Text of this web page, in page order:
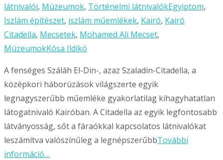
látnivalói, Múzeumok, Történelmi látnivalókEgyiptom,
Iszlám építészet, iszlám műemlékek, Kairó, Kairó
Citadella, Mecsetek, Mohamed Ali Mecset,
MúzeumokKósa Ildikó
A fenséges Száláh El-Din-, azaz Szaladin-Citadella, a
középkori háborúzások világszerte egyik
legnagyszerűbb műemléke gyakorlatilag kihagyhatatlan
látogatnivaló Kairóban. A Citadella az egyik legfontosabb
látványosság, sőt a fáraókkal kapcsolatos látnivalókat
leszámítva valószínűleg a legnépszerűbbTovábbi
információ…